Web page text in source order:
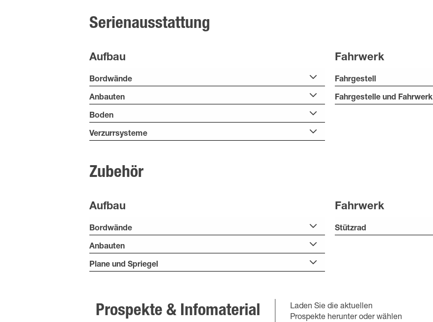
Serienausstattung
Aufbau
Bordwände
Anbauten
Boden
Verzurrsysteme
Fahrwerk
Fahrgestell
Fahrgestelle und Fahrwerk
Zubehör
Aufbau
Bordwände
Anbauten
Plane und Spriegel
Fahrwerk
Stützrad
Prospekte & Infomaterial
Laden Sie die aktuellen
Prospekte herunter oder wählen